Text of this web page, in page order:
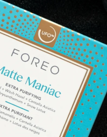
Perfil de usuário
Meus aparelhos
Meus pedidos
Meus endereços
As minhas subscrições
Español
Português
Русский
繁體中文